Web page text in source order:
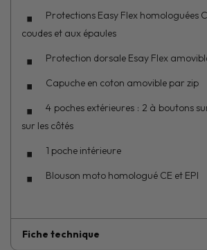
Protections Easy Flex homologuées
coudes et aux épaules
Protection dorsale Esay Flex
Capuche en coton amovible par zip
4 poches extérieures : 2 à boutons
sur les côtés
1 poche intérieure
Blouson moto homologué CE et EPI
Fiche technique